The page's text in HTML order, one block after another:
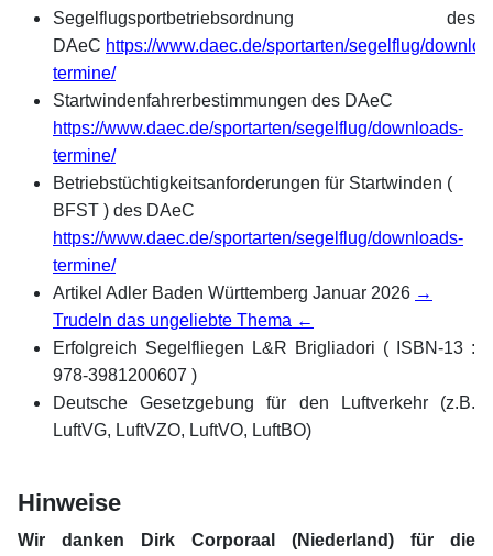
Segelflugsportbetriebsordnung des
DAeC https://www.daec.de/sportarten/segelflug/
termine/
Startwindenfahrerbestimmungen des DAeC
https://www.daec.de/sportarten/segelflug/downloads-
termine/
Betriebstüchtigkeitsanforderungen für Startwinden (
BFST ) des DAeC
https://www.daec.de/sportarten/segelflug/downloads-
termine/
Artikel Adler Baden Württemberg Januar 2026 →
Trudeln das ungeliebte Thema ←
Erfolgreich Segelfliegen L&R Brigliadori ( ISBN-13 :
978-3981200607 )
Deutsche Gesetzgebung für den Luftverkehr (z.B.
LuftVG, LuftVZO, LuftVO, LuftBO)
Hinweise
Wir danken Dirk Corporaal (Niederland) für die